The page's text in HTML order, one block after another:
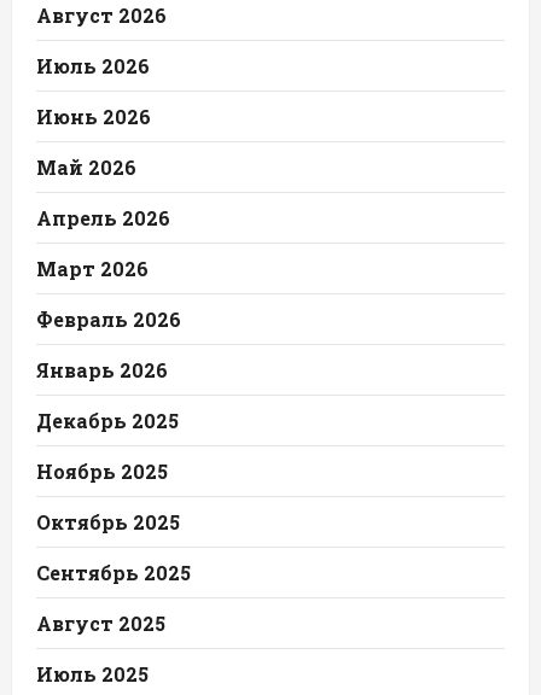
Август 2026
Июль 2026
Июнь 2026
Май 2026
Апрель 2026
Март 2026
Февраль 2026
Январь 2026
Декабрь 2025
Ноябрь 2025
Октябрь 2025
Сентябрь 2025
Август 2025
Июль 2025